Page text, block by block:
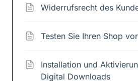
Widerrufsrecht des
Testen Sie Ihren Shop
Installation und
Digital Downloads